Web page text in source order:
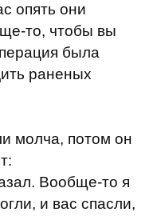
опять они
то, чтобы вы
была
раненых
молча, потом он
Вообще-то я
и вас спасли,